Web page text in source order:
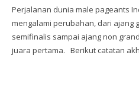
Perjalanan dunia male pageants
mengalami perubahan, dari ajang
semifinalis sampai ajang non
juara pertama. Berikut